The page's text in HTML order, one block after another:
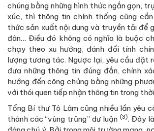
chúng bằng những hình thức ngắn gọn,
xúc, thì thông tin chính thống cũng
thức sản xuất nội dung và truyền tải để
đân… Điều đó không có nghĩa là buộc
chạy theo xu hướng, đánh đổi tính
lượng tương tác. Ngược lại, yêu cầu đặt
đưa những thông tin đúng đắn, chính
hướng đến công chúng bằng những
với thói quen tiếp nhận thông tin trong
Tổng Bí thư Tô Lâm cũng nhiều lần yêu
thành các “vùng trũng” dư luận (3). Đây